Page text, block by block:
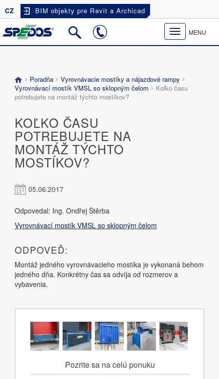
CZ BIM objekty pre Revit a Archicad
Toggle
navigation
MENU
Poradňa
Vyrovnávacie mostíky a nájazdové rampy
Vyrovnávací mostík VMSL so sklopným čelom
Koľko času
potrebujete na montáž týchto mostíkov?
KOĽKO ČASU
POTREBUJETE NA
MONTÁŽ TÝCHTO
MOSTÍKOV?
05.06.2017
Odpovedal: Ing. Ondřej Štěrba
Vyrovnávací mostík VMSL so sklopným čelom
ODPOVEĎ:
Montáž jedného vyrovnávacieho mostíka je vykonaná behom
jedného dňa. Konkrétny čas sa odvíja od rozmerov a
vybavenia.
Pozrite sa na celú ponuku